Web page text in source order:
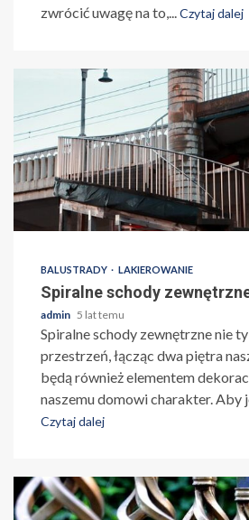
zwrócić uwagę na to,... Czytaj dalej
BALUSTRADY LAKIEROWANIE
Spiralne schody
admin 5 lat temu
Spiralne schody zewnętrzne nie
przestrzeń, łącząc dwa piętra
będą również elementem
naszemu domowi charakter. Aby
Czytaj dalej